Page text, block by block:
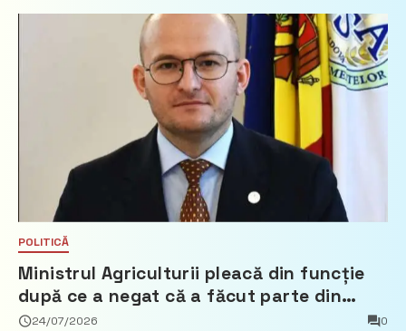
POLITICĂ
Ministrul Agriculturii pleacă din funcție
după ce a negat că a făcut parte din
Partidul Democrat
24/07/2026 0